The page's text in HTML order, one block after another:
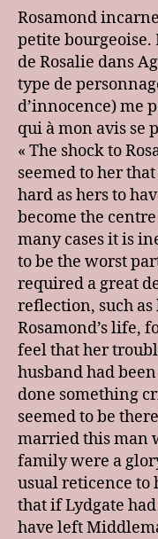
Rosamond
petite
de Rosalie dans
type de
d’innocence) me
qui à mon avis se
« The shock to
seemed to her
hard as hers to
become the
many cases it is
to be the worst
required a great
reflection, such
Rosamond’s life,
feel that her
husband had
done something
seemed to be
married this man
family were a
usual reticence to
that if Lydgate
have left